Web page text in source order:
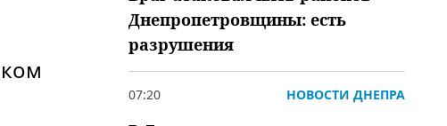
Днепропетровщины: есть
разрушения
07:20 НОВОСТИ ДНЕПРА